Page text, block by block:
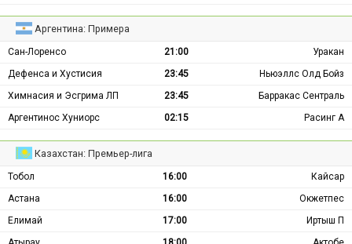
Аргентина: Примера
Сан-Лоренсо 21:00
Уракан
Дефенса и Хустисия
23:45
Ньюэллс Олд Бойз
Химнасия и Эсгрима ЛП
23:45
Барракас Сентраль
Аргентинос Хуниорс
02:15 Расинг А
Казахстан: Премьер-лига
Тобол 16:00
Кайсар
Астана
16:00
Окжетпес
Елимай
17:00
Иртыш П